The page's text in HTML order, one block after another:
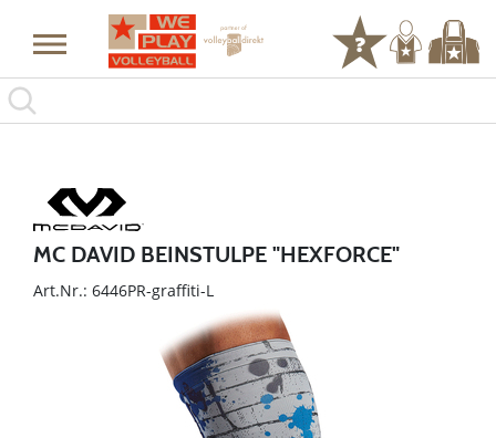
MC DAVID BEINSTULPE "HEXFORCE"
Art.Nr.: 6446PR-graffiti-L